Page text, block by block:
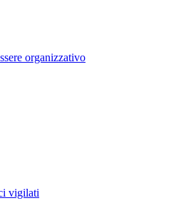
organizzativo
vigilati